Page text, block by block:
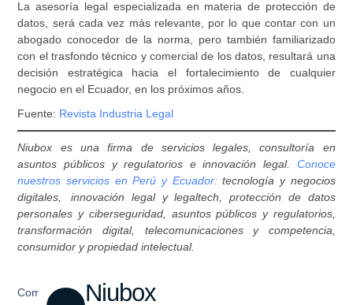
La asesoría legal especializada en materia de protección de
datos, será cada vez más relevante, por lo que contar con un
abogado conocedor de la norma, pero también familiarizado
con el trasfondo técnico y comercial de los datos, resultará una
decisión estratégica hacia el fortalecimiento de cualquier
negocio en el Ecuador, en los próximos años.
Fuente: Revista Industria Legal
Niubox es una firma de servicios legales, consultoría en
asuntos públicos y regulatorios e innovación legal.
Conoce
nuestros servicios en Perú y Ecuador:tecnología y negocios
digitales, innovación legal y legaltech, protección de datos
personales y ciberseguridad, asuntos públicos y regulatorios,
transformación digital, telecomunicaciones y competencia,
consumidor y propiedad intelectual.
Compartir Niubox